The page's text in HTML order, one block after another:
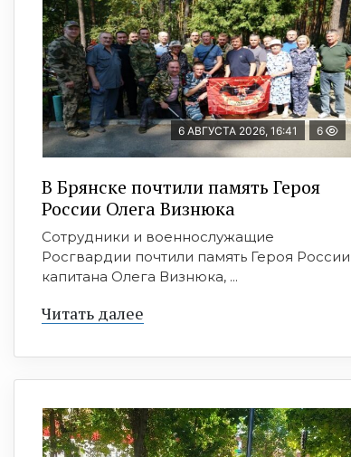
6 АВГУСТА 2026, 16:41 6
В Брянске почтили память Героя
России Олега Визнюка
Сотрудники и военнослужащие
Росгвардии почтили память Героя России
капитана Олега Визнюка, ...
Читать далее